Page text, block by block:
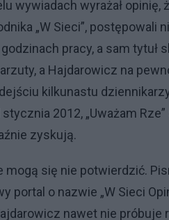
wywiadach wyrażał opinię,
„W Sieci”, postępowali
pracy, a sam tytuł
a Hajdarowicz na
kilkunastu
2012, „Uważam Rze”
zyskują.
się nie potwierdzić.
portal o nazwie „W Sieci
nawet nie próbuje